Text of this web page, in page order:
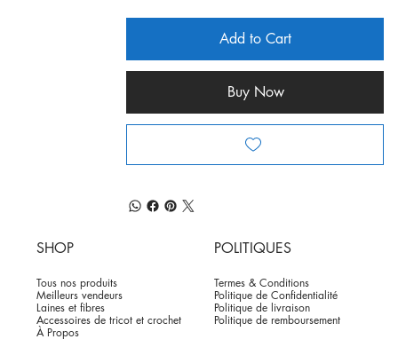
Add to Cart
Buy Now
SHOP
Tous nos produits
Meilleurs vendeurs
Laines et fibres
Accessoires de tricot et crochet
À Propos
POLITIQUES
Termes & Conditions
Politique de Confidentialité
Politique de livraison
Politique de remboursement